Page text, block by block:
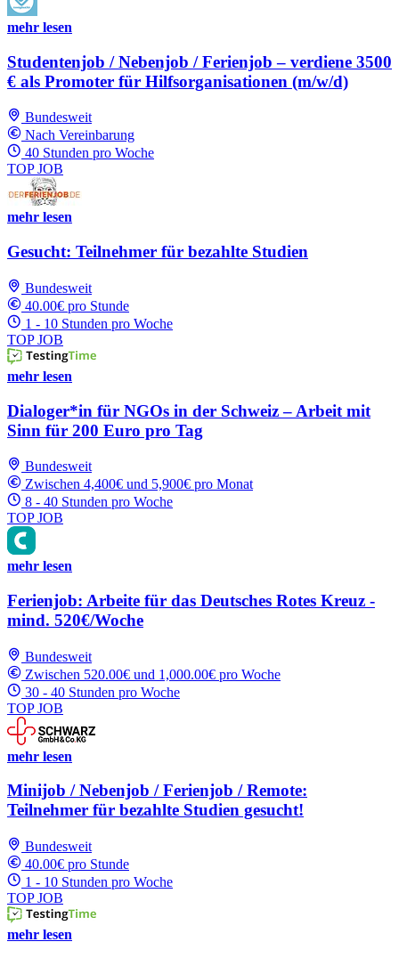
mehr lesen
Studentenjob / Nebenjob / Ferienjob – verdiene 3500
€ als Promoter für Hilfsorganisationen (m/w/d)
Bundesweit
Nach Vereinbarung
40 Stunden pro Woche
TOP JOB
mehr lesen
Gesucht: Teilnehmer für bezahlte Studien
Bundesweit
40.00€ pro Stunde
1 - 10 Stunden pro Woche
TOP JOB
mehr lesen
Dialoger*in für NGOs in der Schweiz – Arbeit mit
Sinn für 200 Euro pro Tag
Bundesweit
Zwischen 4,400€ und 5,900€ pro Monat
8 - 40 Stunden pro Woche
TOP JOB
mehr lesen
Ferienjob: Arbeite für das Deutsches Rotes Kreuz -
mind. 520€/Woche
Bundesweit
Zwischen 520.00€ und 1,000.00€ pro Woche
30 - 40 Stunden pro Woche
TOP JOB
mehr lesen
Minijob / Nebenjob / Ferienjob / Remote:
Teilnehmer für bezahlte Studien gesucht!
Bundesweit
40.00€ pro Stunde
1 - 10 Stunden pro Woche
TOP JOB
mehr lesen